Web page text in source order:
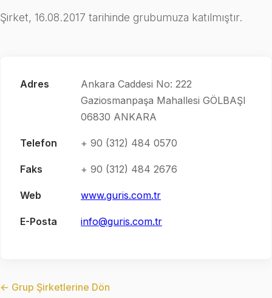
Şirket, 16.08.2017 tarihinde grubumuza katılmıştır.
Adres
Ankara Caddesi No: 222
Gaziosmanpaşa Mahallesi GÖLBAŞI
06830 ANKARA
Telefon + 90 (312) 484 0570
Faks + 90 (312) 484 2676
Web www.guris.com.tr
E-Posta info@guris.com.tr
← Grup Şirketlerine Dön